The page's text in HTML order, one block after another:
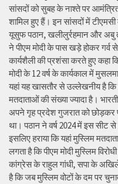
सांसदों को सुबह के नाश्ते पर
शामिल हुए हैं। इन सांसदों में
यूसुफ पठान, खलीलुर्रहमान और अबु
ने पीएम मोदी के पास खड़े होकर गर्व से
कार्यशैली की प्रशंसा करते हुए कहा
मोदी के 12 वर्ष के कार्यकाल में
यहां यह खासतौर से उल्लेखनीय है कि
मतदाताओं की संख्या ज्यादा है।
अपने गृह प्रदेश गुजरात को छोड़कर
था। पठान ने वर्ष 2024 में इस सीट
इसलिए हराया कि यहां मुस्लिम
लगता है कि पीएम मोदी मुस्लिम
कांग्रेस के राहुल गांधी, सपा के
है कि जब मुस्लिम वोटों के दम पर